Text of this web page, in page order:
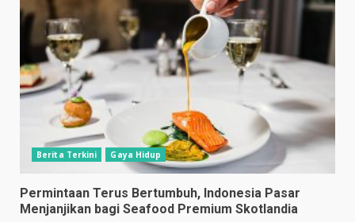
Berita Terkini Gaya Hidup
Permintaan Terus Bertumbuh, Indonesia Pasar
Menjanjikan bagi Seafood Premium Skotlandia